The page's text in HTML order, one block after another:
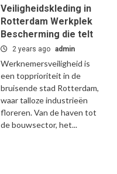
Veiligheidskleding in
Rotterdam Werkplek
Bescherming die telt
2 years ago admin
Werknemersveiligheid is
een topprioriteit in de
bruisende stad Rotterdam,
waar talloze industrieën
floreren. Van de haven tot
de bouwsector, het...